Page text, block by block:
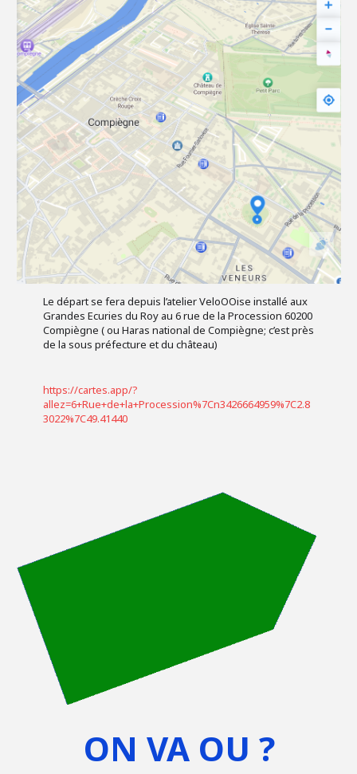
Le départ se fera depuis l’atelier VeloOOise installé aux
Grandes Ecuries du Roy au 6 rue de la Procession 60200
Compiègne ( ou Haras national de Compiègne; c’est près
de la sous préfecture et du château)
https://cartes.app/?
allez=6+Rue+de+la+Procession%7Cn3426664959%7C2.8
3022%7C49.41440
ON VA OU ?